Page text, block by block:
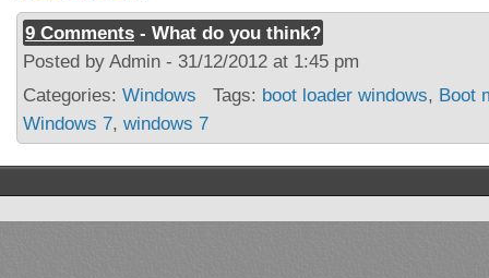
9 Comments - What do you think?
Posted by Admin - 31/12/2012 at 1:45 pm
Categories: Windows Tags: boot loader windows, Boot
Windows 7, windows 7